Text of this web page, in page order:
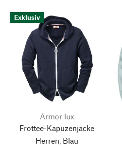
Exklusiv
Armor lux
Frottee-Kapuzenjacke
Herren, Blau